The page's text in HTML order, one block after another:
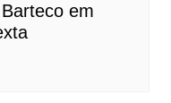
em